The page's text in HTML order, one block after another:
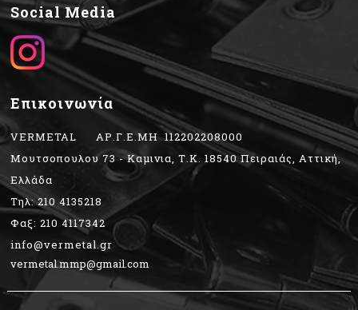
Social Media
Επικοινωνία
VERMETAL ΑΡ.Γ.Ε.ΜΗ 112202208000
Μουτσοπουλου 73 - Καμινια, Τ.Κ. 18540 Πειραιάς, Αττική,
Ελλάδα
Τηλ: 210 4135218
Φαξ: 210 4117342
info@vermetal.gr
vermetal.mmp@gmail.com